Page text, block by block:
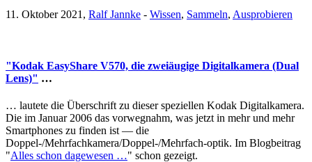
11. Oktober 2021, Ralf Jannke - Wissen, Sammeln, Ausprobieren
"Kodak EasyShare V570, die zweiäugige Digitalkamera (Dual
Lens)" …
… lautete die Überschrift zu dieser speziellen Kodak Digitalkamera.
Die im Januar 2006 das vorwegnahm, was jetzt in mehr und mehr
Smartphones zu finden ist — die
Doppel-/Mehrfachkamera/Doppel-/Mehrfach-optik. Im Blogbeitrag
"Alles schon dagewesen …" schon gezeigt.